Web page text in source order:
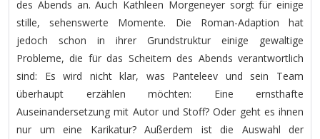
des Abends an. Auch Kathleen Morgeneyer sorgt für einige
stille, sehenswerte Momente. Die Roman-Adaption hat
jedoch schon in ihrer Grundstruktur einige gewaltige
Probleme, die für das Scheitern des Abends verantwortlich
sind: Es wird nicht klar, was Panteleev und sein Team
überhaupt erzählen möchten: Eine ernsthafte
Auseinandersetzung mit Autor und Stoff? Oder geht es ihnen
nur um eine Karikatur? Außerdem ist die Auswahl der